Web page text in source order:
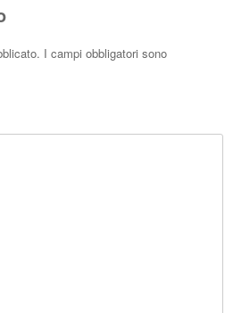
I campi obbligatori sono